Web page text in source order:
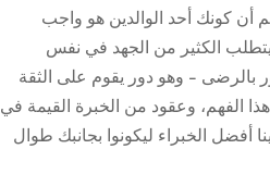
أن كونك أحد الوالدين هو واجب
الكثير من الجهد في نفس
بالرضى - وهو دور يقوم على الثقة
الفهم، وعقود من الخبرة القيمة في
أفضل الخبراء ليكونوا بجانبك طوال